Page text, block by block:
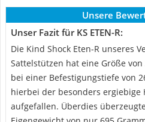
Unsere
Unser Fazit für KS ETEN-R:
Die Kind Shock Eten-R unseres
Sattelstützen hat eine Größe
bei einer Befestigungstiefe von
hierbei der besonders ergiebige
aufgefallen. Überdies